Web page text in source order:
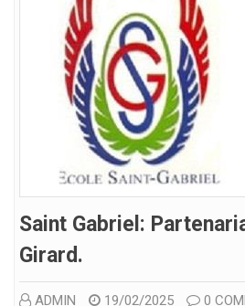
Saint Gabriel:
Girard.
ADMIN 19/02/2025 0